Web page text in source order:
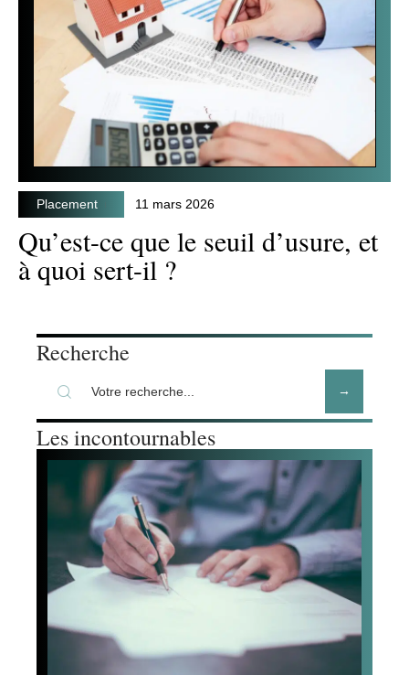
Placement 11 mars 2026
Qu’est-ce que le seuil d’usure, et
à quoi sert-il ?
Recherche
Les incontournables